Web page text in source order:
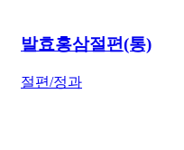
발효홍삼절편(통)
절편/정과